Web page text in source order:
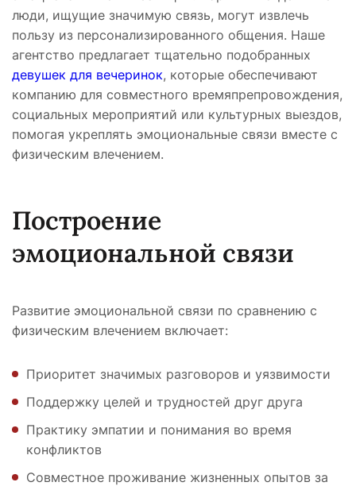
люди, ищущие значимую связь, могут извлечь
пользу из персонализированного общения. Наше
агентство предлагает тщательно подобранных
девушек для вечеринок, которые обеспечивают
компанию для совместного времяпрепровождения,
социальных мероприятий или культурных выездов,
помогая укреплять эмоциональные связи вместе с
физическим влечением.
Построение
эмоциональной связи
Развитие эмоциональной связи по сравнению с
физическим влечением включает:
Приоритет значимых разговоров и уязвимости
Поддержку целей и трудностей друг друга
Практику эмпатии и понимания во время
конфликтов
Совместное проживание жизненных опытов за